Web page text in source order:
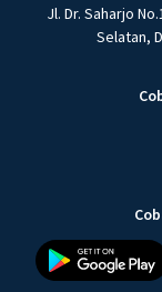
Jl. Dr. Saharjo
Selatan,